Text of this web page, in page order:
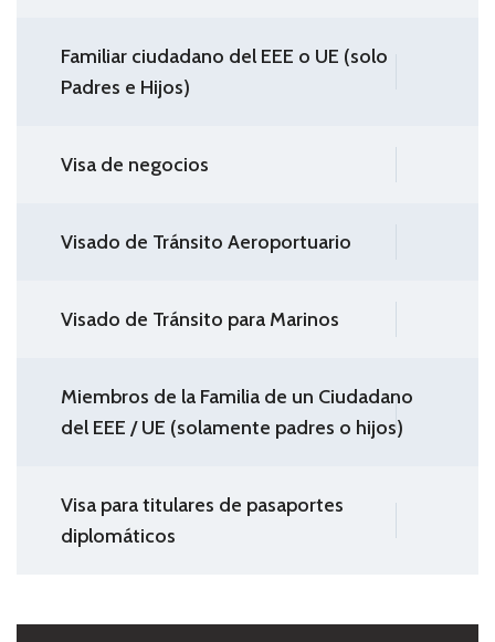
Familiar ciudadano del EEE o UE (solo
Padres e Hijos)
Visa de negocios
Visado de Tránsito Aeroportuario
Visado de Tránsito para Marinos
Miembros de la Familia de un Ciudadano
del EEE / UE (solamente padres o hijos)
Visa para titulares de pasaportes
diplomáticos